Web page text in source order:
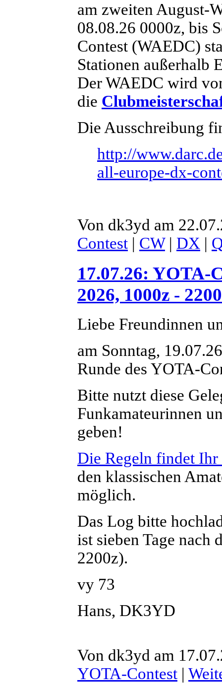
am zweiten August-
08.08.26 0000z, bis
Contest (WAEDC)
Stationen außerhalb
Der WAEDC wird
die
Die Ausschreibung
http://
all-europe-dx-
Von dk3yd am
Contest | CW| DX |
17.07.26: YOTA-
2026, 1000z -
Liebe Freundinnen
am Sonntag,
Runde des YOTA-
Bitte nutzt diese
Funkamateurinnen
geben!
Die Regeln findet Ihr
den klassischen
möglich.
Das Log bitte
ist sieben Tage nach
2200z).
vy 73
Hans, DK3YD
Von dk3yd am
YOTA-Contest |